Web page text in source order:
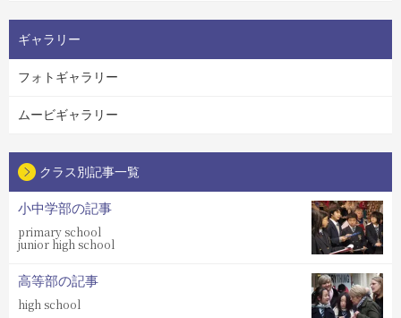
ギャラリー
フォトギャラリー
ムービギャラリー
クラス別記事一覧
小中学部の記事
primary school
junior high school
高等部の記事
high school